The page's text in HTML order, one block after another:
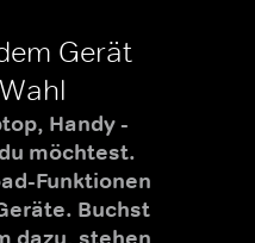
Gerät
Handy -
möchtest.
Funktionen
Buchst
dazu, stehen